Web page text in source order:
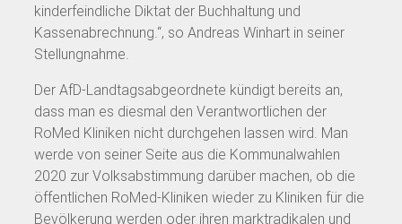
kinderfeindliche Diktat der Buchhaltung und
Kassenabrechnung.“, so Andreas Winhart in seiner
Stellungnahme.
Der AfD-Landtagsabgeordnete kündigt bereits an,
dass man es diesmal den Verantwortlichen der
RoMed Kliniken nicht durchgehen lassen wird. Man
werde von seiner Seite aus die Kommunalwahlen
2020 zur Volksabstimmung darüber machen, ob die
öffentlichen RoMed-Kliniken wieder zu Kliniken für die
Bevölkerung werden oder ihren marktradikalen und